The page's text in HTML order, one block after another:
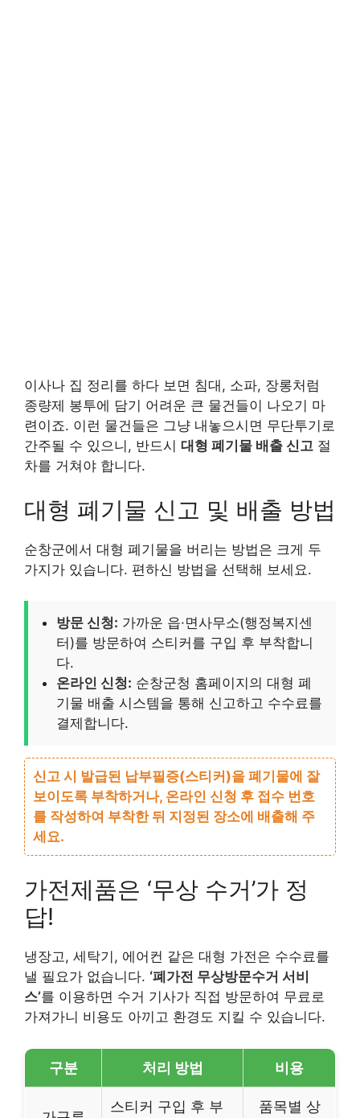
이사나 집 정리를 하다 보면 침대, 소파, 장롱처럼
종량제 봉투에 담기 어려운 큰 물건들이 나오기 마
련이죠. 이런 물건들은 그냥 내놓으시면 무단투기로
간주될 수 있으니, 반드시 대형 폐기물 배출 신고 절
차를 거쳐야 합니다.
대형 폐기물 신고 및 배출 방법
순창군에서 대형 폐기물을 버리는 방법은 크게 두
가지가 있습니다. 편하신 방법을 선택해 보세요.
방문 신청: 가까운 읍·면사무소(행정복지센
터)를 방문하여 스티커를 구입 후 부착합니
다.
온라인 신청: 순창군청 홈페이지의 대형 폐
기물 배출 시스템을 통해 신고하고 수수료를
결제합니다.
신고 시 발급된 납부필증(스티커)을 폐기물에 잘
보이도록 부착하거나, 온라인 신청 후 접수 번호
를 작성하여 부착한 뒤 지정된 장소에 배출해 주
세요.
가전제품은 ‘무상 수거’가 정
답!
냉장고, 세탁기, 에어컨 같은 대형 가전은 수수료를
낼 필요가 없습니다. ‘폐가전 무상방문수거 서비
스’를 이용하면 수거 기사가 직접 방문하여 무료로
가져가니 비용도 아끼고 환경도 지킬 수 있습니다.
구분 처리 방법 비용
스티커 구입 후 부 품목별 상